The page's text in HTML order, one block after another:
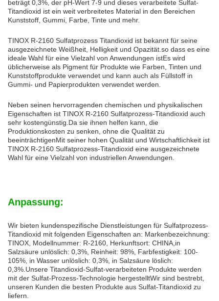
beträgt 0,3%, der pH-Wert 7-9 und dieses verarbeitete Sulfat-
Titandioxid ist ein weit verbreitetes Material in den Bereichen
Kunststoff, Gummi, Farbe, Tinte und mehr.
TINOX R-2160 Sulfatprozess Titandioxid ist bekannt für seine
ausgezeichnete Weißheit, Helligkeit und Opazität.so dass es eine
ideale Wahl für eine Vielzahl von Anwendungen istEs wird
üblicherweise als Pigment für Produkte wie Farben, Tinten und
Kunststoffprodukte verwendet und kann auch als Füllstoff in
Gummi- und Papierprodukten verwendet werden.
Neben seinen hervorragenden chemischen und physikalischen
Eigenschaften ist TINOX R-2160 Sulfatprozess-Titandioxid auch
sehr kostengünstig.Da sie ihnen helfen kann, die
Produktionskosten zu senken, ohne die Qualität zu
beeinträchtigenMit seiner hohen Qualität und Wirtschaftlichkeit ist
TINOX R-2160 Sulfatprozess-Titandioxid eine ausgezeichnete
Wahl für eine Vielzahl von industriellen Anwendungen.
Anpassung:
Wir bieten kundenspezifische Dienstleistungen für Sulfatprozess-
Titandioxid mit folgenden Eigenschaften an: Markenbezeichnung:
TINOX, Modellnummer: R-2160, Herkunftsort: CHINA,in
Salzsäure unlöslich: 0,3%, Reinheit: 98%, Farbfestigkeit: 100-
105%, in Wasser unlöslich: 0,3%, in Salzsäure löslich:
0,3%.Unsere Titandioxid-Sulfat-verarbeiteten Produkte werden
mit der Sulfat-Prozess-Technologie hergestelltWir sind bestrebt,
unseren Kunden die besten Produkte aus Sulfat-Titandioxid zu
liefern.